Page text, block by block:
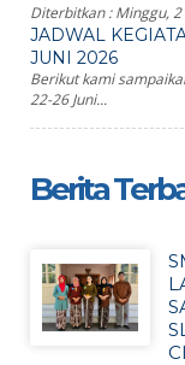
Diterbitkan :Minggu,
JADWAL
JUNI 2026
Berikut kami
22-26 Juni...
Berita